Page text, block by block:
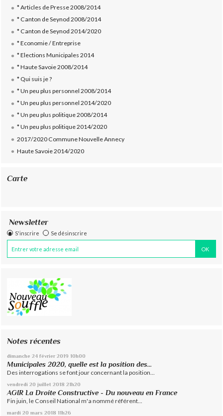
* Articles de Presse 2008/2014
* Canton de Seynod 2008/2014
* Canton de Seynod 2014/2020
* Economie / Entreprise
* Elections Municipales 2014
* Haute Savoie 2008/2014
* Qui suis je ?
* Un peu plus personnel 2008/2014
* Un peu plus personnel 2014/2020
* Un peu plus politique 2008/2014
* Un peu plus politique 2014/2020
2017/2020 Commune Nouvelle Annecy
Haute Savoie 2014/2020
Carte
Newsletter
S'inscrire Se désinscrire
Notes récentes
dimanche 24 février 2019 10h00
Municipales 2020, quelle est la position des...
Des interrogations se font jour concernant la position...
vendredi 20 juillet 2018 21h20
AGIR La Droite Constructive - Du nouveau en France
Fin juin, le Conseil National m'a nommé référent...
mardi 20 mars 2018 11h26